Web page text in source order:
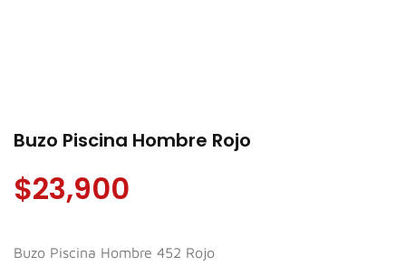
Buzo Piscina Hombre Rojo
$23,900
Buzo Piscina Hombre 452 Rojo